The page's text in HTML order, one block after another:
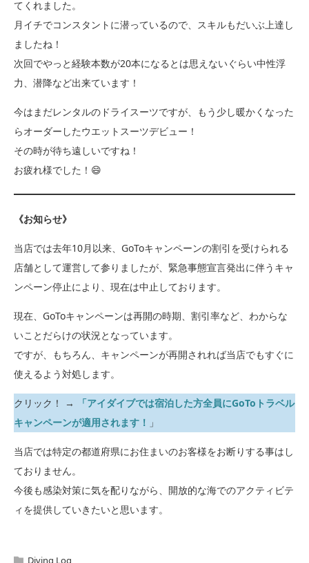
てくれました。
月イチでコンスタントに潜っているので、スキルもだいぶ上達し
ましたね！
次回でやっと経験本数が20本になるとは思えないぐらい中性浮
力、潜降など出来ています！
今はまだレンタルのドライスーツですが、もう少し暖かくなった
らオーダーしたウエットスーツデビュー！
その時が待ち遠しいですね！
お疲れ様でした！😄
《お知らせ》
当店では去年10月以来、GoToキャンペーンの割引を受けられる
店舗として運営して参りましたが、緊急事態宣言発出に伴うキャ
ンペーン停止により、現在は中止しております。
現在、GoToキャンペーンは再開の時期、割引率など、わからな
いことだらけの状況となっています。
ですが、もちろん、キャンペーンが再開されれば当店でもすぐに
使えるよう対処します。
クリック！ →
「アイダイブでは宿泊した方全員にGoToトラベル
キャンペーンが適用されます！ 」
当店では特定の都道府県にお住まいのお客様をお断りする事はし
ておりません。
今後も感染対策に気を配りながら、開放的な海でのアクティビテ
ィを提供していきたいと思います。
Diving Log